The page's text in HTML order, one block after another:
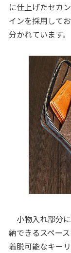
に仕上げたセカ
インを採用して
分かれています。
小物入れ部分
納できるスペー
着脱可能なキー